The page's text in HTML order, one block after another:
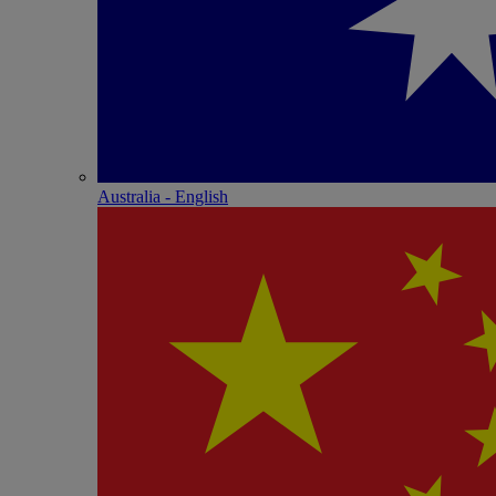
Australia - English